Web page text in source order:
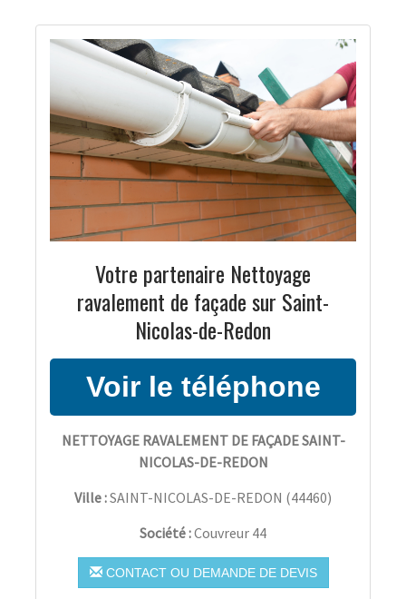
Votre partenaire Nettoyage
ravalement de façade sur Saint-
Nicolas-de-Redon
NETTOYAGE RAVALEMENT DE FAÇADE SAINT-
NICOLAS-DE-REDON
Ville :SAINT-NICOLAS-DE-REDON (44460)
Société :Couvreur 44
CONTACT OU DEMANDE DE DEVIS